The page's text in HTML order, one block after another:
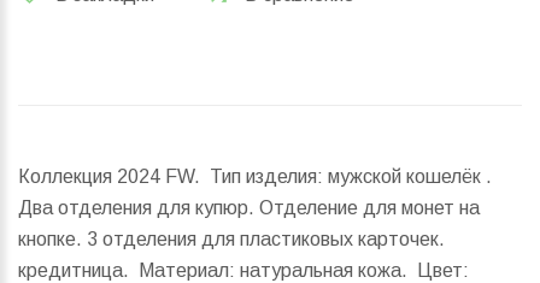
Коллекция 2024 FW. Тип изделия: мужской кошелёк .
Два отделения для купюр. Отделение для монет на
кнопке. 3 отделения для пластиковых карточек.
кредитница. Материал: натуральная кожа. Цвет: